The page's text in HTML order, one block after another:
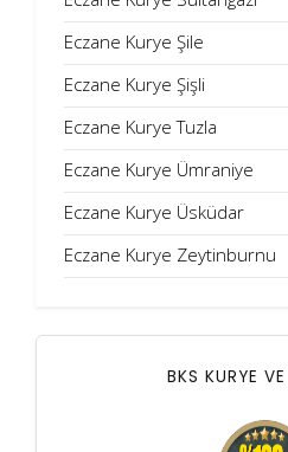
Eczane Kurye Şile
Eczane Kurye Şişli
Eczane Kurye Tuzla
Eczane Kurye Ümraniye
Eczane Kurye Üsküdar
Eczane Kurye Zeytinburnu
BKS KURYE